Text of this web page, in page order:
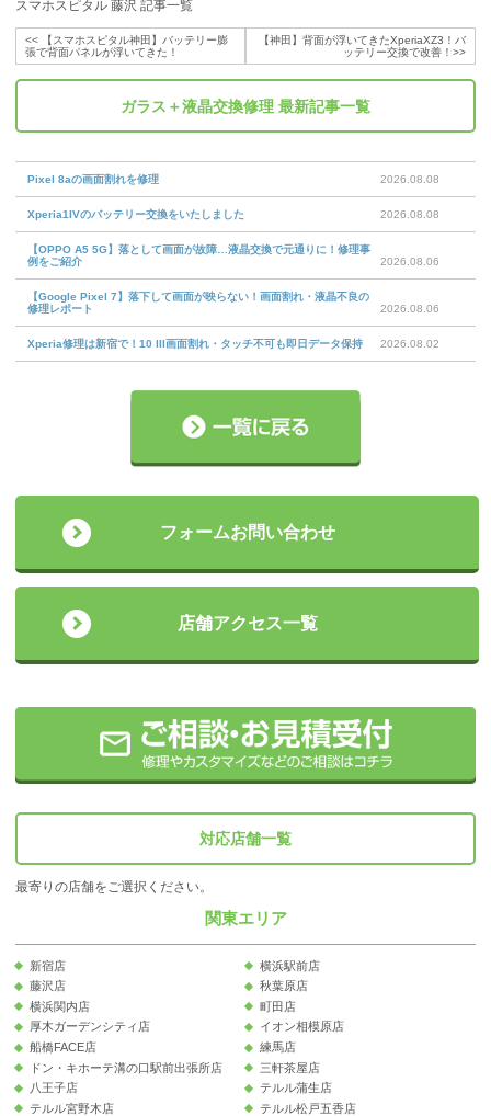
スマホスピタル 藤沢 記事一覧
<<
【スマホスピタル神田】バッテリー膨
張で背面パネルが浮いてきた！
【神田】背面が浮いてきたXperiaXZ3！バ
ッテリー交換で改善！ >>
ガラス＋液晶交換修理 最新記事一覧
Pixel 8aの画面割れを修理 2026.08.08
Xperia1IVのバッテリー交換をいたしました 2026.08.08
【OPPO A5 5G】落として画面が故障…液晶交換で元通りに！修理事
例をご紹介
2026.08.06
【Google Pixel 7】落下して画面が映らない！画面割れ・液晶不良の
修理レポート
2026.08.06
Xperia修理は新宿で！10 III画面割れ・タッチ不可も即日データ保持 2026.08.02
フォームお問い合わせ
店舗アクセス一覧
対応店舗一覧
最寄りの店舗をご選択ください。
関東エリア
新宿店
横浜駅前店
藤沢店
秋葉原店
横浜関内店
町田店
厚木ガーデンシティ店
イオン相模原店
船橋FACE店
練馬店
ドン・キホーテ溝の口駅前出張所店
三軒茶屋店
八王子店
テルル蒲生店
テルル宮野木店
テルル松戸五香店